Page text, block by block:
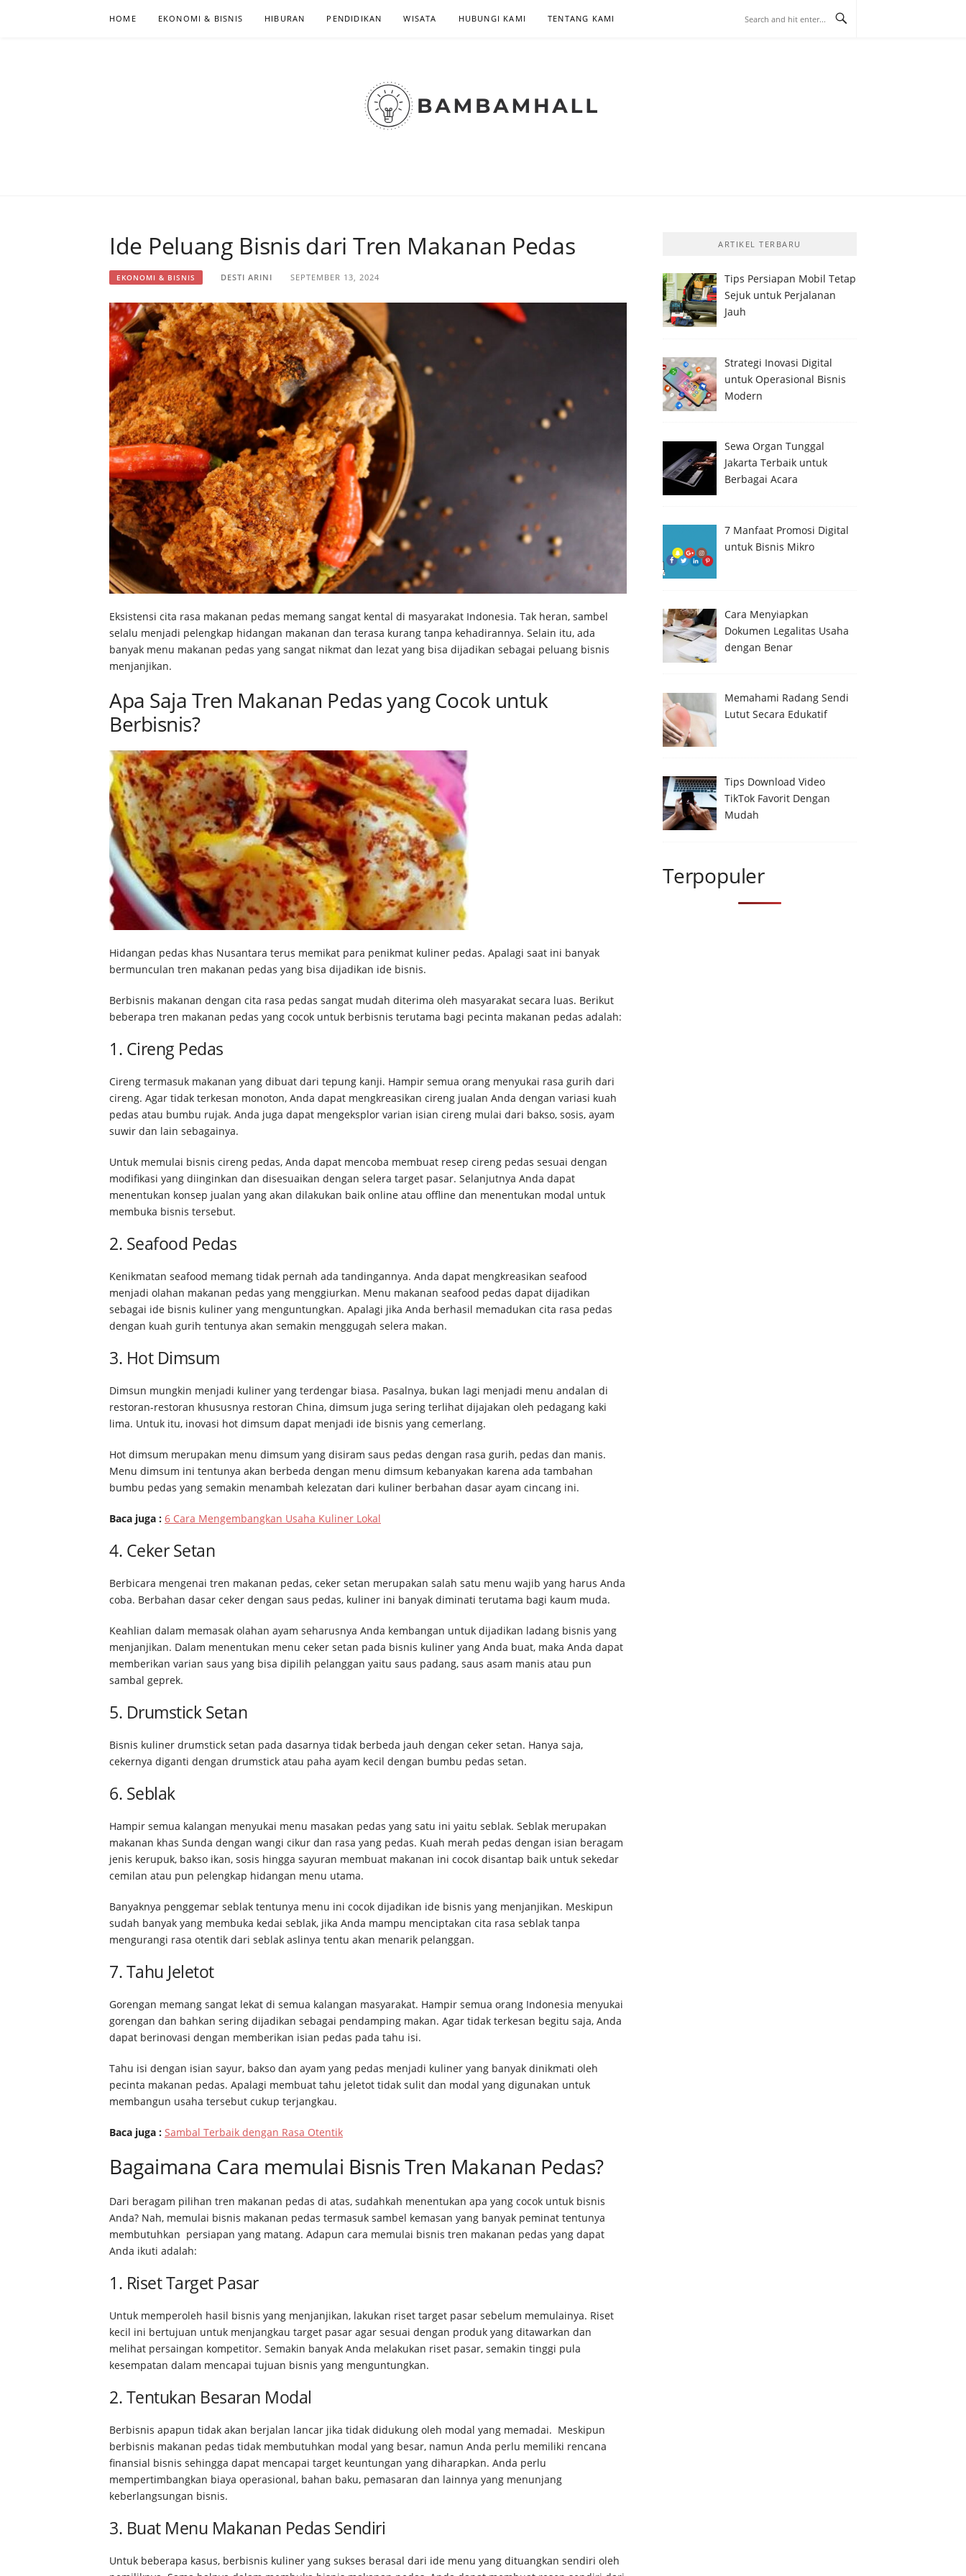
HOME EKONOMI & BISNIS HIBURAN PENDIDIKAN WISATA HUBUNGI KAMI TENTANG KAMI
Ide Peluang Bisnis dari Tren Makanan Pedas
EKONOMI & BISNIS DESTI ARINI SEPTEMBER 13, 2024
Eksistensi cita rasa makanan pedas memang sangat kental di masyarakat Indonesia. Tak heran, sambel
selalu menjadi pelengkap hidangan makanan dan terasa kurang tanpa kehadirannya. Selain itu, ada
banyak menu makanan pedas yang sangat nikmat dan lezat yang bisa dijadikan sebagai peluang bisnis
menjanjikan.
Apa Saja Tren Makanan Pedas yang Cocok untuk
Berbisnis?
Hidangan pedas khas Nusantara terus memikat para penikmat kuliner pedas. Apalagi saat ini banyak
bermunculan tren makanan pedas yang bisa dijadikan ide bisnis.
Berbisnis makanan dengan cita rasa pedas sangat mudah diterima oleh masyarakat secara luas. Berikut
beberapa tren makanan pedas yang cocok untuk berbisnis terutama bagi pecinta makanan pedas adalah:
1. Cireng Pedas
Cireng termasuk makanan yang dibuat dari tepung kanji. Hampir semua orang menyukai rasa gurih dari
cireng. Agar tidak terkesan monoton, Anda dapat mengkreasikan cireng jualan Anda dengan variasi kuah
pedas atau bumbu rujak. Anda juga dapat mengeksplor varian isian cireng mulai dari bakso, sosis, ayam
suwir dan lain sebagainya.
Untuk memulai bisnis cireng pedas, Anda dapat mencoba membuat resep cireng pedas sesuai dengan
modifikasi yang diinginkan dan disesuaikan dengan selera target pasar. Selanjutnya Anda dapat
menentukan konsep jualan yang akan dilakukan baik online atau offline dan menentukan modal untuk
membuka bisnis tersebut.
2. Seafood Pedas
Kenikmatan seafood memang tidak pernah ada tandingannya. Anda dapat mengkreasikan seafood
menjadi olahan makanan pedas yang menggiurkan. Menu makanan seafood pedas dapat dijadikan
sebagai ide bisnis kuliner yang menguntungkan. Apalagi jika Anda berhasil memadukan cita rasa pedas
dengan kuah gurih tentunya akan semakin menggugah selera makan.
3. Hot Dimsum
Dimsun mungkin menjadi kuliner yang terdengar biasa. Pasalnya, bukan lagi menjadi menu andalan di
restoran-restoran khususnya restoran China, dimsum juga sering terlihat dijajakan oleh pedagang kaki
lima. Untuk itu, inovasi hot dimsum dapat menjadi ide bisnis yang cemerlang.
Hot dimsum merupakan menu dimsum yang disiram saus pedas dengan rasa gurih, pedas dan manis.
Menu dimsum ini tentunya akan berbeda dengan menu dimsum kebanyakan karena ada tambahan
bumbu pedas yang semakin menambah kelezatan dari kuliner berbahan dasar ayam cincang ini.
Baca juga : 6 Cara Mengembangkan Usaha Kuliner Lokal
4. Ceker Setan
Berbicara mengenai tren makanan pedas, ceker setan merupakan salah satu menu wajib yang harus Anda
coba. Berbahan dasar ceker dengan saus pedas, kuliner ini banyak diminati terutama bagi kaum muda.
Keahlian dalam memasak olahan ayam seharusnya Anda kembangan untuk dijadikan ladang bisnis yang
menjanjikan. Dalam menentukan menu ceker setan pada bisnis kuliner yang Anda buat, maka Anda dapat
memberikan varian saus yang bisa dipilih pelanggan yaitu saus padang, saus asam manis atau pun
sambal geprek.
5. Drumstick Setan
Bisnis kuliner drumstick setan pada dasarnya tidak berbeda jauh dengan ceker setan. Hanya saja,
cekernya diganti dengan drumstick atau paha ayam kecil dengan bumbu pedas setan.
6. Seblak
Hampir semua kalangan menyukai menu masakan pedas yang satu ini yaitu seblak. Seblak merupakan
makanan khas Sunda dengan wangi cikur dan rasa yang pedas. Kuah merah pedas dengan isian beragam
jenis kerupuk, bakso ikan, sosis hingga sayuran membuat makanan ini cocok disantap baik untuk sekedar
cemilan atau pun pelengkap hidangan menu utama.
Banyaknya penggemar seblak tentunya menu ini cocok dijadikan ide bisnis yang menjanjikan. Meskipun
sudah banyak yang membuka kedai seblak, jika Anda mampu menciptakan cita rasa seblak tanpa
mengurangi rasa otentik dari seblak aslinya tentu akan menarik pelanggan.
7. Tahu Jeletot
Gorengan memang sangat lekat di semua kalangan masyarakat. Hampir semua orang Indonesia menyukai
gorengan dan bahkan sering dijadikan sebagai pendamping makan. Agar tidak terkesan begitu saja, Anda
dapat berinovasi dengan memberikan isian pedas pada tahu isi.
Tahu isi dengan isian sayur, bakso dan ayam yang pedas menjadi kuliner yang banyak dinikmati oleh
pecinta makanan pedas. Apalagi membuat tahu jeletot tidak sulit dan modal yang digunakan untuk
membangun usaha tersebut cukup terjangkau.
Baca juga : Sambal Terbaik dengan Rasa Otentik
Bagaimana Cara memulai Bisnis Tren Makanan Pedas?
Dari beragam pilihan tren makanan pedas di atas, sudahkah menentukan apa yang cocok untuk bisnis
Anda? Nah, memulai bisnis makanan pedas termasuk sambel kemasan yang banyak peminat tentunya
membutuhkan persiapan yang matang. Adapun cara memulai bisnis tren makanan pedas yang dapat
Anda ikuti adalah:
1. Riset Target Pasar
Untuk memperoleh hasil bisnis yang menjanjikan, lakukan riset target pasar sebelum memulainya. Riset
kecil ini bertujuan untuk menjangkau target pasar agar sesuai dengan produk yang ditawarkan dan
melihat persaingan kompetitor. Semakin banyak Anda melakukan riset pasar, semakin tinggi pula
kesempatan dalam mencapai tujuan bisnis yang menguntungkan.
2. Tentukan Besaran Modal
Berbisnis apapun tidak akan berjalan lancar jika tidak didukung oleh modal yang memadai. Meskipun
berbisnis makanan pedas tidak membutuhkan modal yang besar, namun Anda perlu memiliki rencana
finansial bisnis sehingga dapat mencapai target keuntungan yang diharapkan. Anda perlu
mempertimbangkan biaya operasional, bahan baku, pemasaran dan lainnya yang menunjang
keberlangsungan bisnis.
3. Buat Menu Makanan Pedas Sendiri
Untuk beberapa kasus, berbisnis kuliner yang sukses berasal dari ide menu yang dituangkan sendiri oleh
ARTIKEL TERBARU
Tips Persiapan Mobil Tetap
Sejuk untuk Perjalanan
Jauh
Strategi Inovasi Digital
untuk Operasional Bisnis
Modern
Sewa Organ Tunggal
Jakarta Terbaik untuk
Berbagai Acara
7 Manfaat Promosi Digital
untuk Bisnis Mikro
Cara Menyiapkan
Dokumen Legalitas Usaha
dengan Benar
Memahami Radang Sendi
Lutut Secara Edukatif
Tips Download Video
TikTok Favorit Dengan
Mudah
Terpopuler